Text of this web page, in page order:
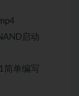
启动
简单编写